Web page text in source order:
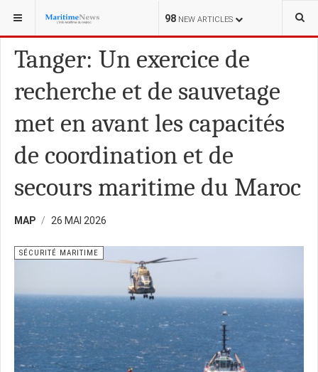
98 NEW ARTICLES
VOUS ÊTES ICI : FORUM DE LA MER
Tanger: Un exercice de
recherche et de sauvetage
met en avant les capacités
de coordination et de
secours maritime du Maroc
MAP 26 MAI 2026
SÉCURITÉ MARITIME